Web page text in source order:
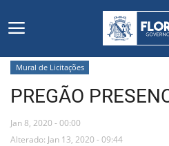
Início
Editais
Mural de Licitações
PREGÃO
Jan 8, 2020 - 00:00
Alterado: Jan 13, 2020 - 09:44